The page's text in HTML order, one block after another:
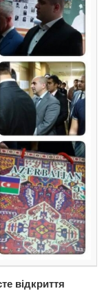
відкриття